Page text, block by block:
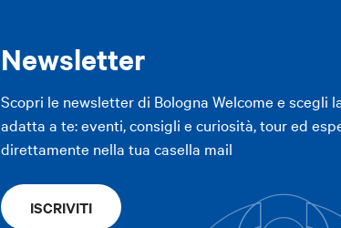
Newsletter
Scopri le newsletter di Bologna Welcome e scegli
adatta a te: eventi, consigli e curiosità, tour ed
direttamente nella tua casella mail
ISCRIVITI